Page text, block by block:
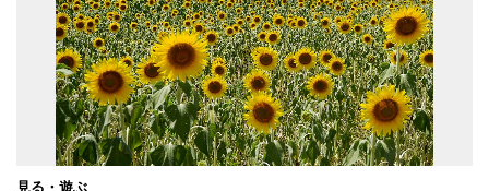
見る・遊ぶ